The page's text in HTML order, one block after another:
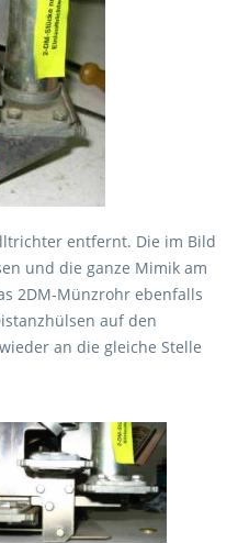
entfernt. Die im Bild
und die ganze Mimik am
2DM-Münzrohr ebenfalls
auf den
an die gleiche Stelle